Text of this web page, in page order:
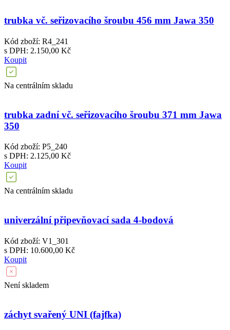
trubka vč. seřizovacího šroubu 456 mm Jawa 350
Kód zboží: R4_241
s DPH: 2.150,00 Kč
Koupit
Na centrálním skladu
trubka zadní vč. seřizovacího šroubu 371 mm Jawa
350
Kód zboží: P5_240
s DPH: 2.125,00 Kč
Koupit
Na centrálním skladu
univerzální připevňovací sada 4-bodová
Kód zboží: V1_301
s DPH: 10.600,00 Kč
Koupit
Není skladem
záchyt svařený UNI (fajfka)